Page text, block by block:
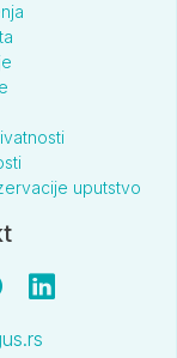
uputstvo